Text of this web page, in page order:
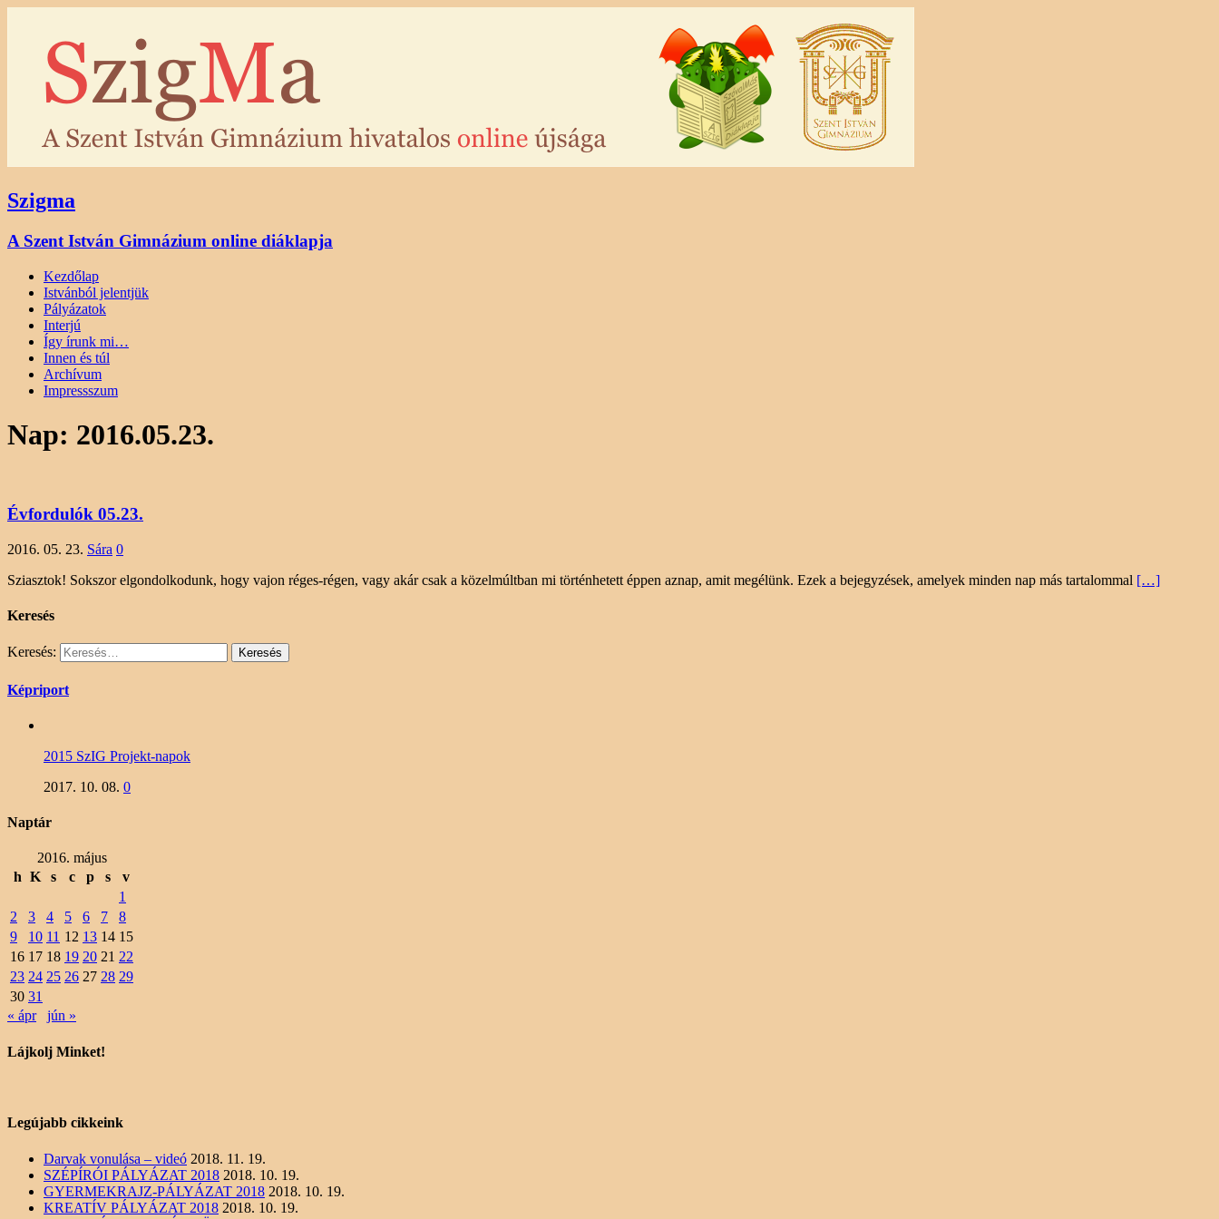
Szigma
A Szent István Gimnázium online diáklapja
Kezdőlap
Istvánból jelentjük
Pályázatok
Interjú
Így írunk mi…
Innen és túl
Archívum
Impressszum
Nap: 2016.05.23.
Évfordulók 05.23.
2016. 05. 23. Sára 0
Sziasztok! Sokszor elgondolkodunk, hogy vajon réges-régen, vagy akár csak a közelmúltban mi történhetett éppen aznap, amit megélünk. Ezek a bejegyzések, amelyek minden nap más tartalommal […]
Keresés
Keresés:
Képriport
2015 SzIG Projekt-napok
2017. 10. 08. 0
Naptár
2016. május
h K s c p s
v
1
2
3 4 5 6 7
8
9
10 11 12 13 14 15
16 17 18 19 20 21 22
23 24 25 26 27 28 29
30 31
« ápr
jún »
Lájkolj Minket!
Legújabb cikkeink
Darvak vonulása – videó 2018. 11. 19.
SZÉPÍRÓI PÁLYÁZAT 2018 2018. 10. 19.
GYERMEKRAJZ-PÁLYÁZAT 2018 2018. 10. 19.
KREATÍV PÁLYÁZAT 2018 2018. 10. 19.